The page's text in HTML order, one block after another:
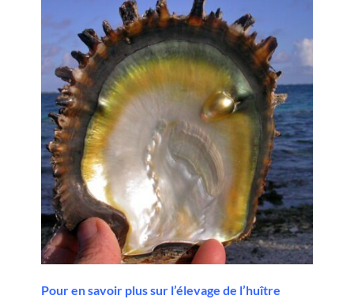
Pour en savoir plus sur l’élevage de l’huître